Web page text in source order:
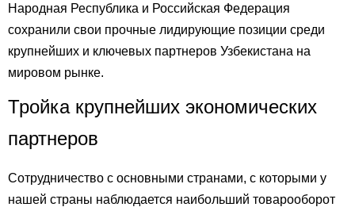
Народная Республика и Российская Федерация
сохранили свои прочные лидирующие позиции среди
крупнейших и ключевых партнеров Узбекистана на
мировом рынке.
Тройка крупнейших экономических
партнеров
Сотрудничество с основными странами, с которыми у
нашей страны наблюдается наибольший товарооборот